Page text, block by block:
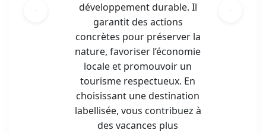
développement durable. Il
garantit des actions
concrètes pour préserver la
nature, favoriser l’économie
locale et promouvoir un
tourisme respectueux. En
choisissant une destination
labellisée, vous contribuez à
des vacances plus